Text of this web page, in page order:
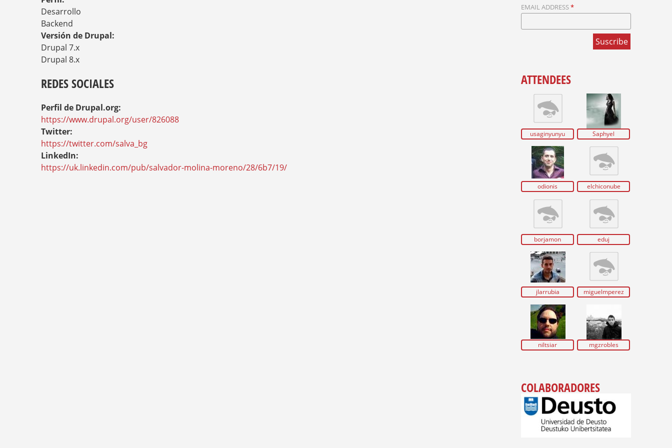
Desarrollo
Backend
Versión de Drupal:
Drupal 7.x
Drupal 8.x
REDES SOCIALES
Perfil de Drupal.org:
https://www.drupal.org/user/826088
Twitter:
https://twitter.com/salva_bg
LinkedIn:
https://uk.linkedin.com/pub/salvador-molina-moreno/28/6b7/19/
EMAIL ADDRESS*
ATTENDEES
usaginyunyu Saphyel
odionis elchiconube
borjamon eduj
jlarrubia miguelmperez
niltsiar mgzrobles
COLABORADORES